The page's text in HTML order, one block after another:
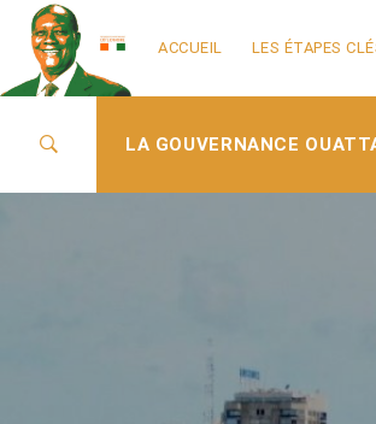
ACCUEIL LES ÉTAPES
LA GOUVERNANCE